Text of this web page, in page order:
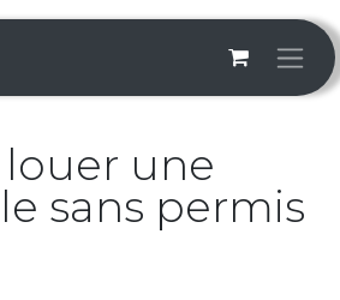
une
sans permis